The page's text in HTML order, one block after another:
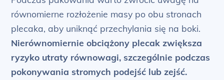
równomierne rozłożenie masy po obu stronach
plecaka, aby uniknąć przechylania się na boki.
Nierównomiernie obciążony plecak zwiększa
ryzyko utraty równowagi, szczególnie podczas
pokonywania stromych podejść lub zejść.